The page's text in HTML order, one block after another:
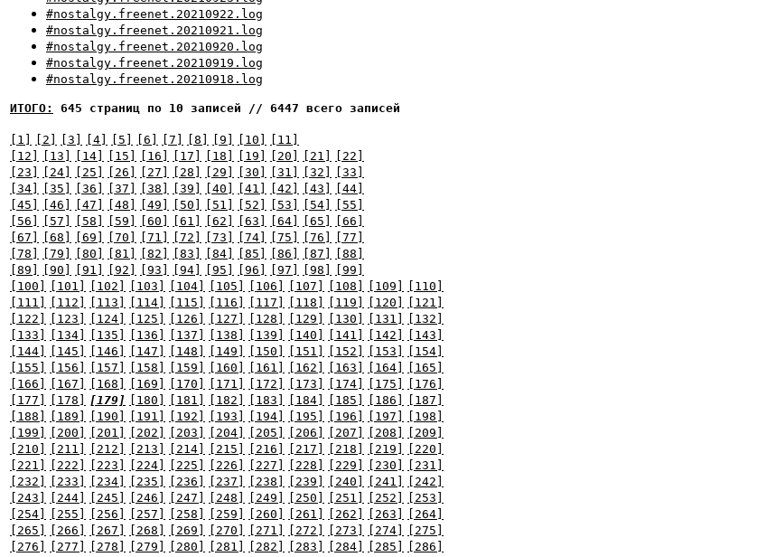
#nostalgy.freenet.20210922.log
#nostalgy.freenet.20210921.log
#nostalgy.freenet.20210920.log
#nostalgy.freenet.20210919.log
#nostalgy.freenet.20210918.log
ИТОГО: 645 страниц по 10 записей // 6447 всего записей
[1] [2] [3] [4] [5] [6] [7] [8] [9] [10]
[11]
[12]
[13] [14] [15] [16] [17] [18] [19] [20] [21]
[22]
[23]
[24] [25] [26] [27] [28] [29] [30] [31] [32]
[33]
[34]
[35] [36] [37] [38] [39] [40] [41] [42] [43]
[44]
[45]
[46] [47] [48] [49] [50] [51] [52] [53] [54]
[55]
[56]
[57] [58] [59] [60] [61] [62] [63] [64] [65]
[66]
[67]
[68] [69] [70] [71] [72] [73] [74] [75] [76]
[77]
[78]
[79] [80] [81] [82] [83] [84] [85] [86] [87]
[88]
[89]
[90] [91] [92] [93] [94] [95] [96] [97] [98]
[99]
[100]
[101] [102] [103] [104] [105] [106] [107] [108] [109]
[110]
[111]
[112] [113] [114] [115] [116] [117] [118] [119] [120]
[121]
[122]
[123] [124] [125] [126] [127] [128] [129] [130] [131]
[132]
[133]
[134] [135] [136] [137] [138] [139] [140] [141] [142]
[143]
[144]
[145] [146] [147] [148] [149] [150] [151] [152] [153]
[154]
[155]
[156] [157] [158] [159] [160] [161] [162] [163] [164]
[165]
[166]
[167] [168] [169] [170] [171] [172] [173] [174] [175]
[176]
[177]
[178] [179] [180] [181] [182] [183] [184] [185] [186]
[187]
[188]
[189] [190] [191] [192] [193] [194] [195] [196] [197]
[198]
[199]
[200] [201] [202] [203] [204] [205] [206] [207] [208]
[209]
[210]
[211] [212] [213] [214] [215] [216] [217] [218] [219]
[220]
[221]
[222] [223] [224] [225] [226] [227] [228] [229] [230]
[231]
[232]
[233] [234] [235] [236] [237] [238] [239] [240] [241]
[242]
[243]
[244] [245] [246] [247] [248] [249] [250] [251] [252]
[253]
[254]
[255] [256] [257] [258] [259] [260] [261] [262] [263]
[264]
[265]
[266] [267] [268] [269] [270] [271] [272] [273] [274]
[275]
[276]
[277] [278] [279] [280] [281] [282] [283] [284] [285]
[286]